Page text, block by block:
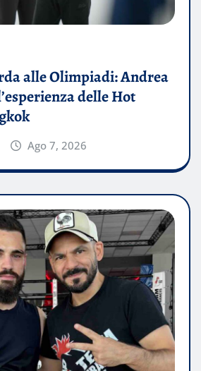
alle Olimpiadi: Andrea
delle Hot
Ago 7, 2026